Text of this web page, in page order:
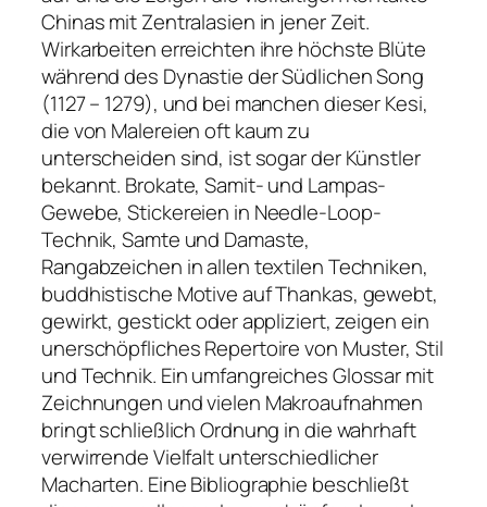
Chinas mit Zentralasien in jener Zeit.
Wirkarbeiten erreichten ihre höchste Blüte
während des Dynastie der Südlichen Song
(1127 – 1279), und bei manchen dieser Kesi,
die von Malereien oft kaum zu
unterscheiden sind, ist sogar der Künstler
bekannt. Brokate, Samit- und Lampas-
Gewebe, Stickereien in Needle-Loop-
Technik, Samte und Damaste,
Rangabzeichen in allen textilen Techniken,
buddhistische Motive auf Thankas, gewebt,
gewirkt, gestickt oder appliziert, zeigen ein
unerschöpfliches Repertoire von Muster, Stil
und Technik. Ein umfangreiches Glossar mit
Zeichnungen und vielen Makroaufnahmen
bringt schließlich Ordnung in die wahrhaft
verwirrende Vielfalt unterschiedlicher
Macharten. Eine Bibliographie beschließt